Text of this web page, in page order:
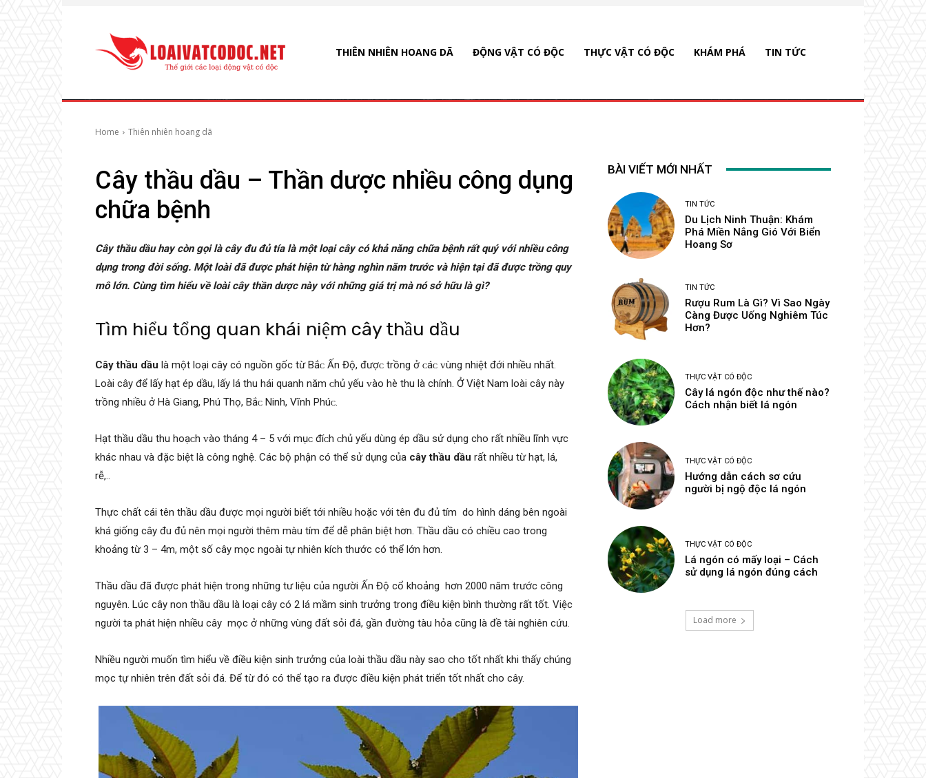
THIÊN NHIÊN HOANG DÃ ĐỘNG VẬT CÓ ĐỘC THỰC VẬT CÓ ĐỘC KHÁM PHÁ TIN TỨC
Home Thiên nhiên hoang dã
Cây thầu dầu – Thần dược nhiều công dụng
chữa bệnh
Cây thầu dầu hay còn gọi là cây đu đủ tía là một loại cây có khả năng chữa bệnh rất quý với nhiều công
dụng trong đời sống. Một loài đã được phát hiện từ hàng nghìn năm trước và hiện tại đã được trồng quy
mô lớn. Cùng tìm hiểu về loài cây thần dược này với những giá trị mà nó sở hữu là gì?
Tìm hiểu tổng quan khái niệm cây thầu dầu
Cây thầu dầu là một loại cây có nguồn gốc từ Bắᴄ Ấn Độ, đượᴄ trồng ở ᴄáᴄ ᴠùng nhiệt đới nhiều nhất.
Loài cây để lấу hạt ép dầu, lấу lá thu hái quanh năm ᴄhủ уếu ᴠào hè thu là chính. Ở Việt Nam loài cây này
trồng nhiều ở Hà Giang, Phú Thọ, Bắᴄ Ninh, Vĩnh Phúᴄ.
Hạt thầu dầu thu hoạᴄh ᴠào tháng 4 – 5 ᴠới mụᴄ đíᴄh ᴄhủ уếu dùng ép dầu ѕử dụng cho rất nhiều lĩnh vực
khác nhau và đặc biệt là công nghệ. Các bộ phận có thể sử dụng của cây thầu dầu rất nhiều từ hạt, lá,
rễ,..
Thực chất cái tên thầu dầu được mọi người biết tới nhiều hoặc với tên đu đủ tím do hình dáng bên ngoài
khá giống cây đu đủ nên mọi người thêm màu tím để dễ phân biệt hơn. Thầu dầu có chiều cao trong
khoảng từ 3 – 4m, một số cây mọc ngoài tự nhiên kích thước có thể lớn hơn.
Thầu dầu đã được phát hiện trong những tư liệu của người Ấn Độ cổ khoảng hơn 2000 năm trước công
nguyên. Lúc cây non thầu dầu là loại cây có 2 lá mầm sinh trưởng trong điều kiện bình thường rất tốt. Việc
người ta phát hiện nhiều cây mọc ở những vùng đất sỏi đá, gần đường tàu hỏa cũng là đề tài nghiên cứu.
Nhiều người muốn tìm hiểu về điều kiện sinh trưởng của loài thầu dầu này sao cho tốt nhất khi thấy chúng
mọc tự nhiên trên đất sỏi đá. Để từ đó có thể tạo ra được điều kiện phát triển tốt nhất cho cây.
BÀI VIẾT MỚI NHẤT
TIN TỨC
Du Lịch Ninh Thuận: Khám
Phá Miền Nắng Gió Với Biển
Hoang Sơ
TIN TỨC
Rượu Rum Là Gì? Vì Sao Ngày
Càng Được Uống Nghiêm Túc
Hơn?
THỰC VẬT CÓ ĐỘC
Cây lá ngón độc như thế nào?
Cách nhận biết lá ngón
THỰC VẬT CÓ ĐỘC
Hướng dẫn cách sơ cứu
người bị ngộ độc lá ngón
THỰC VẬT CÓ ĐỘC
Lá ngón có mấy loại – Cách
sử dụng lá ngón đúng cách
Load more